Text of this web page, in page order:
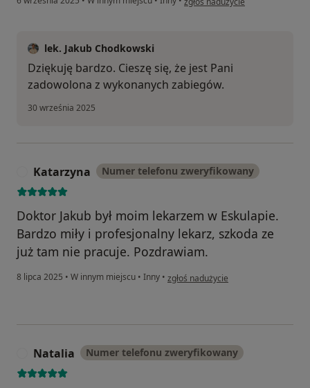
lek. Jakub Chodkowski
Dziękuję bardzo. Cieszę się, że jest Pani
zadowolona z wykonanych zabiegów.
30 września 2025
Katarzyna Numer telefonu zweryfikowany
Doktor Jakub był moim lekarzem w Eskulapie.
Bardzo miły i profesjonalny lekarz, szkoda ze
już tam nie pracuje. Pozdrawiam.
8 lipca 2025 • W innym miejscu • Inny • w opinii użytkownika Katarzyna
zgłoś nadużycie
Natalia Numer telefonu zweryfikowany